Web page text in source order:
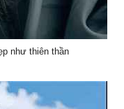
như thiên thần